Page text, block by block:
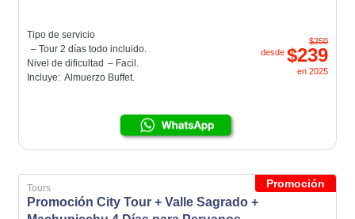
Tipo de servicio
– Tour 2 días todo incluido.
Nivel de dificultad – Facil.
Incluye: Almuerzo Buffet.
$250
desde $239
en2025
Promoción
Tours
Promoción City Tour + Valle Sagrado +